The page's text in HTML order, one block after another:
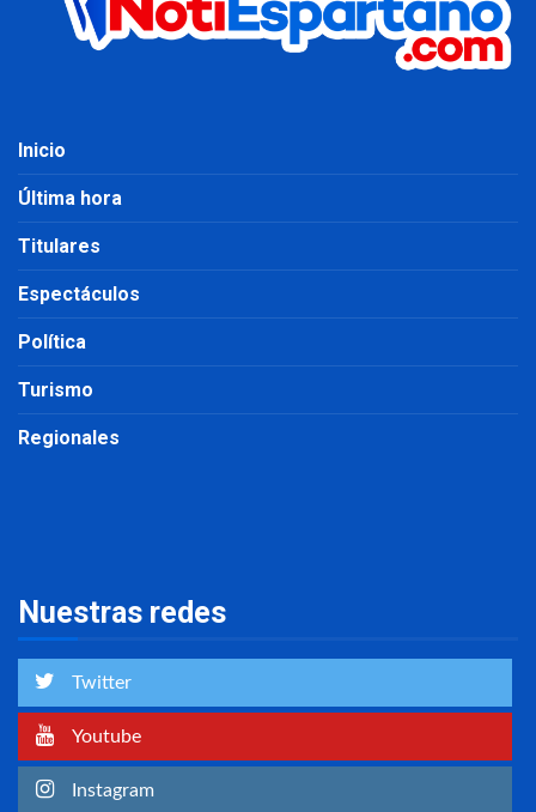
Inicio
Última hora
Titulares
Espectáculos
Política
Turismo
Regionales
Nuestras redes
Twitter
Youtube
Instagram